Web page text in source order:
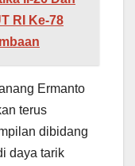
RI Ke-78
Ermanto
terus
dibidang
daya tarik